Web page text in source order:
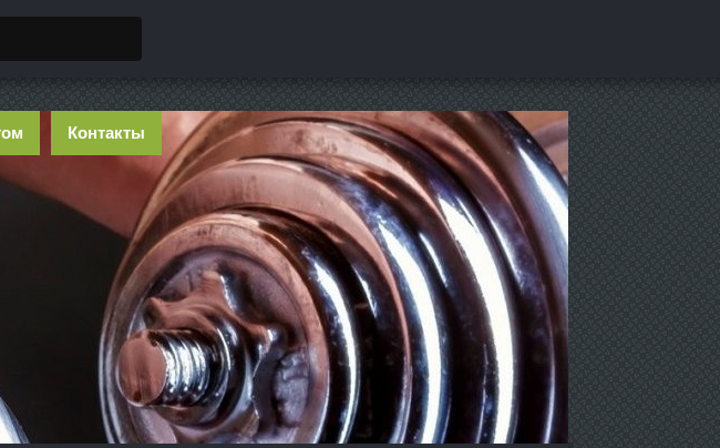
Контакты